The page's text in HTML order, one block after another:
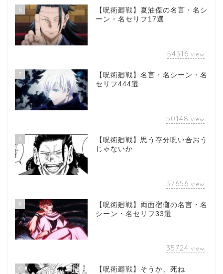
6
【呪術廻戦】夏油傑の名言・名シ
ーン・名セリフ17選
54316 view
7
【呪術廻戦】名言・名シーン・名
セリフ444選
50148 view
8
【呪術廻戦】思う存分呪い合おう
じゃないか
37656 view
9
【呪術廻戦】両面宿儺の名言・名
シーン・名セリフ33選
35724 view
10 【呪術廻戦】そうか、死ね